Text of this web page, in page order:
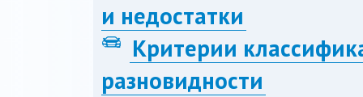
и недостатки
Критерии
разновидности